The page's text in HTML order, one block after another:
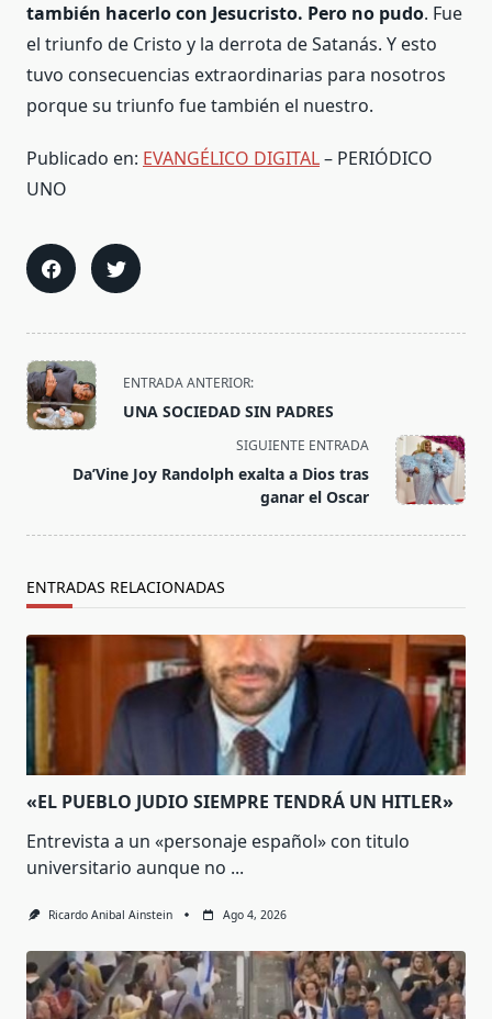
también hacerlo con Jesucristo. Pero no pudo. Fue
el triunfo de Cristo y la derrota de Satanás. Y esto
tuvo consecuencias extraordinarias para nosotros
porque su triunfo fue también el nuestro.
Publicado en: EVANGÉLICO DIGITAL– PERIÓDICO
UNO
<span
class="nav-
subtitle
reader-
ENTRADA ANTERIOR:
UNA SOCIEDAD SIN PADRES
SIGUIENTE ENTRADA
Da’Vine Joy Randolph exalta a Dios tras
ganar el Oscar
ENTRADAS RELACIONADAS
«EL PUEBLO JUDIO SIEMPRE TENDRÁ UN HITLER»
Entrevista a un «personaje español» con titulo
universitario aunque no ...
Ricardo Anibal Ainstein Ago 4, 2026